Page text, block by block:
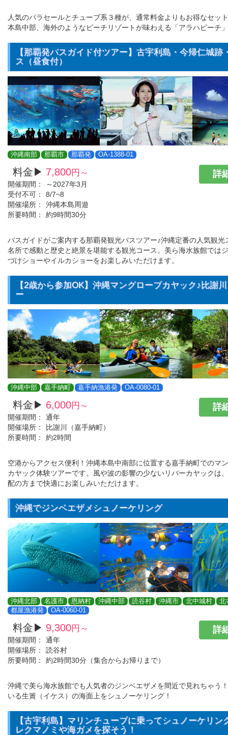
人気のパラセールとチューブ系３種が、通常料金よりもお得なセッ
本島中部、海外のようなビーチリゾートが味わえる「アラハビーチ
【那覇発バスガイド付ツアー】古宇利島・今帰仁城跡
ス（昼食付）
沖縄南部 那覇市 那覇発 OA-1388-01
料金▶ 7,800円～
開催期間：
～2027年3月
受付不可：
8/7~8
開催場所：
沖縄本島周遊
所要時間：
約9時間30分
詳
バスガイドがご案内する那覇発観光バスツアー♪沖縄定番の人気観光
名所で感動と歴史と絶景を堪能する観光コース。美ら海水族館では
づけショーやイルカショーをお楽しみいただけます。
【2歳から参加OK】沖縄マングローブカヤック♪比謝
ー
沖縄中部 嘉手納町 嘉手納漁港発 OA-0080-01
料金▶ 6,000円～
開催期間：
通年
開催場所：
比謝川（嘉手納町）
所要時間：
約2時間
詳
空港からアクセス便利！沖縄本島中南部に位置する嘉手納町でのマ
カヤック体験ツアーです。風や波の影響の少ないリバーカヤックは
配の方まで快適にお楽しみいただけます。
沖縄でジンベエザメシュノーケリング
沖縄北部 名護市 恩納村 沖縄中部 読谷村 沖縄市 北中城村
北
都屋漁港発
OA-0060-01
料金▶ 9,300円～
開催期間：
通年
開催場所：
読谷村
所要時間：
約2時間30分（集合からお帰りまで）
詳
沖縄で美ら海水族館でも人気者のジンベエザメを間近で見れちゃう
いる生簀（イケス）の海面上をシュノーケリング！
【古宇利島】マリンチューブに乗ってシュノーケリン
レクマノミや海ガメを探そう！